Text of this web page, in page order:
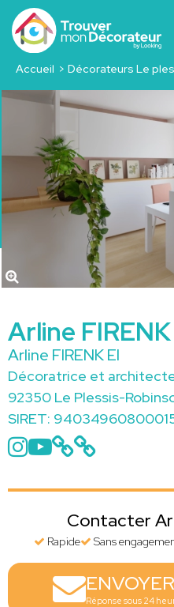
Accueil Décorateurs Le
Arline FIRENK
Arline FIRENK EI
Décoratrice et
92350 Le Plessis-
SIRET:
Contacter
Rapide Sans
Réponse sous 24